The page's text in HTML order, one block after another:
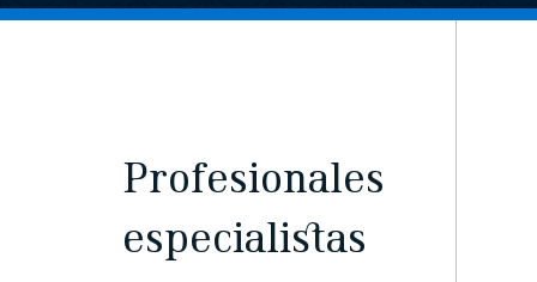
Profesionales
especialistas